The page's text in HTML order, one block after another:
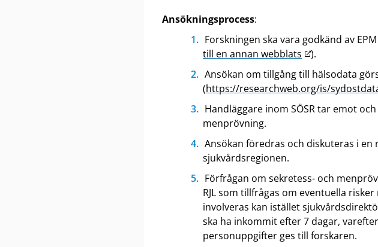
Ansökningsprocess:
Forskningen ska vara godkänd av EPM
till en annan webblats L
ä
n
k
t
l
n
n
a
n
w
).
Ansökan om tillgång till hälsodata
(https://researchweb.org/is/
Handläggare inom SÖSR tar emot
menprövning.
Ansökan föredras och diskuteras i
sjukvårdsregionen.
Förfrågan om sekretess- och
RJL som tillfrågas om eventuella
involveras kan istället
ska ha inkommit efter 7 dagar,
personuppgifter ges till forskaren.